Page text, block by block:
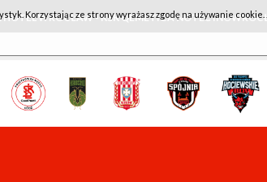
WROCŁAW - KSK QEMETICA NOTEĆ
Korzystając ze strony wyrażasz zgodę na używanie